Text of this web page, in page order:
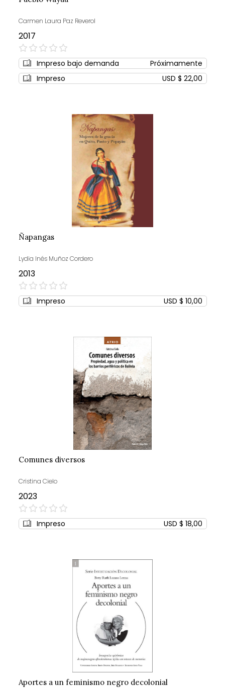
Carmen Laura Paz Reverol
2017
0%
Impreso bajo demanda
Próximamente
Impreso
USD $ 22,00
Ñapangas
Lydia Inés Muñoz Cordero
2013
0%
Impreso USD $ 10,00
Comunes diversos
Cristina Cielo
2023
0%
Impreso USD $ 18,00
Aportes a un feminismo negro decolonial